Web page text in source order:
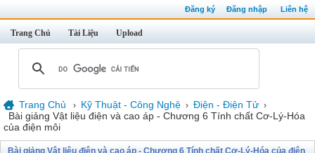
Đăng ký Đăng nhập Liên hệ
Trang Chủ Tài Liệu Upload
Trang Chủ › Kỹ Thuật - Công Nghệ › Điện - Điện Tử ›
Bài giảng Vật liệu điện và cao áp - Chương 6 Tính chất Cơ-Lý-Hóa
của điện môi
Bài giảng Vật liệu điện và cao áp - Chương 6 Tính chất Cơ-Lý-Hóa của điện